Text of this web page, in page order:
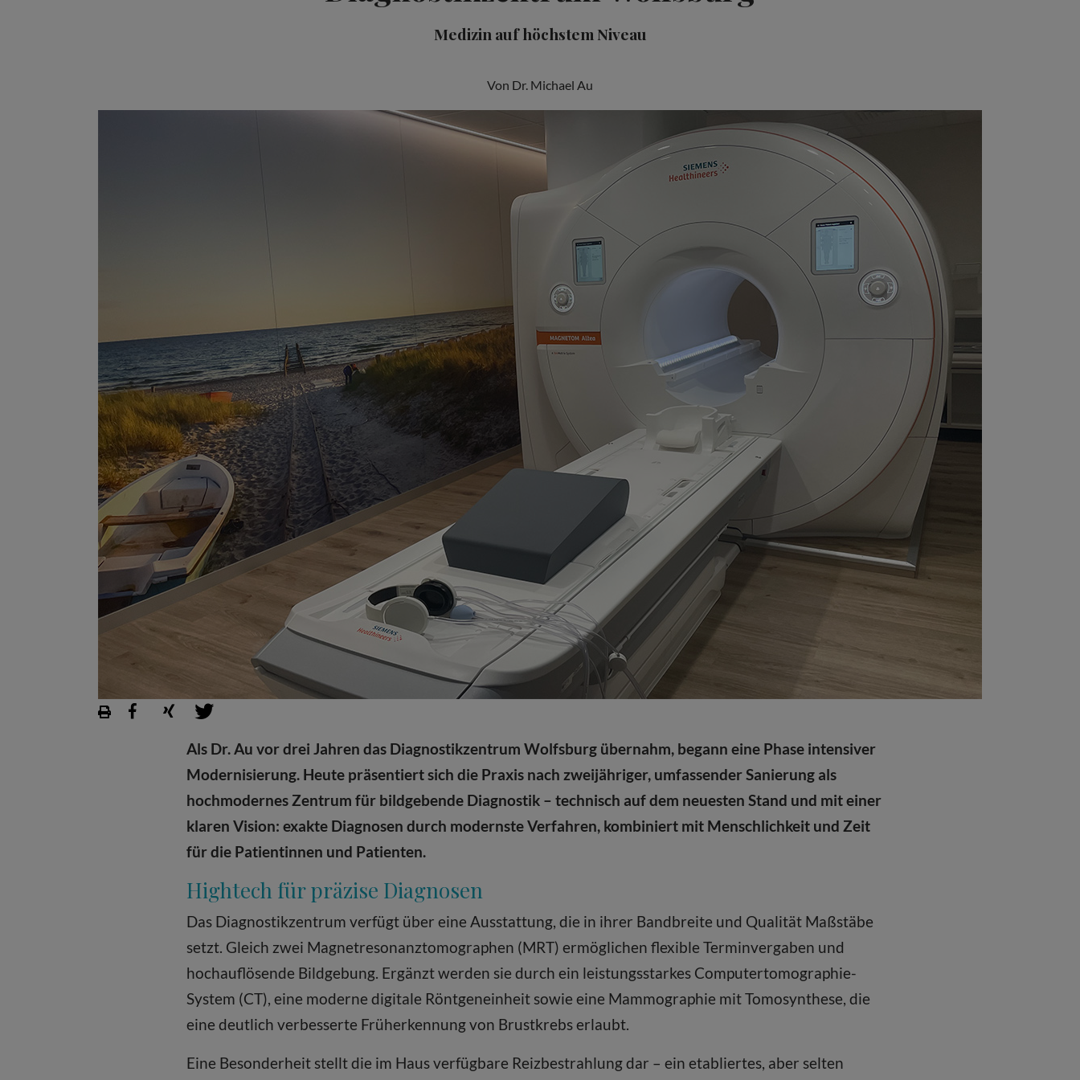
Medizin auf höchstem Niveau
Von Dr. Michael Au
Als Dr. Au vor drei Jahren das Diagnostikzentrum Wolfsburg übernahm, begann eine Phase intensiver
Modernisierung. Heute präsentiert sich die Praxis nach zweijähriger, umfassender Sanierung als
hochmodernes Zentrum für bildgebende Diagnostik – technisch auf dem neuesten Stand und mit einer
klaren Vision: exakte Diagnosen durch modernste Verfahren, kombiniert mit Menschlichkeit und Zeit
für die Patientinnen und Patienten.
Hightech für präzise Diagnosen
Das Diagnostikzentrum verfügt über eine Ausstattung, die in ihrer Bandbreite und Qualität Maßstäbe
setzt. Gleich zwei Magnetresonanztomographen (MRT) ermöglichen flexible Terminvergaben und
hochauflösende Bildgebung. Ergänzt werden sie durch ein leistungsstarkes Computertomographie-
System (CT), eine moderne digitale Röntgeneinheit sowie eine Mammographie mit Tomosynthese, die
eine deutlich verbesserte Früherkennung von Brustkrebs erlaubt.
Eine Besonderheit stellt die im Haus verfügbare Reizbestrahlung dar – ein etabliertes, aber selten